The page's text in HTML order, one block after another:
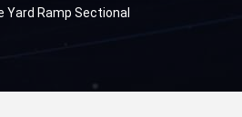
Yard Ramp Sectional